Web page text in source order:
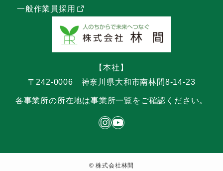
【本社】
〒242-0006 神奈川県大和市南林間8-14-23
各事業所の所在地は事業所一覧をご確認ください。
インスタグラム 株式会社林間のアカウントリンカングループ YouTubeチャンネル
一般作業員採用
© 株式会社林間